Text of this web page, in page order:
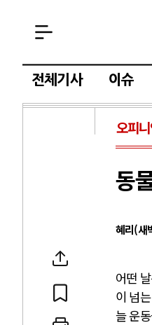
전체기사 이슈
오피
동
혜리(새
어떤
이 넘
늘 운